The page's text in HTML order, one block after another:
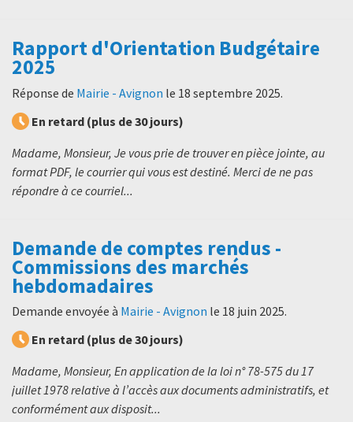
Rapport d'Orientation Budgétaire
2025
Réponse de Mairie - Avignon le 18 septembre 2025.
En retard (plus de 30 jours)
Madame, Monsieur, Je vous prie de trouver en pièce jointe, au
format PDF, le courrier qui vous est destiné. Merci de ne pas
répondre à ce courriel...
Demande de comptes rendus -
Commissions des marchés
hebdomadaires
Demande envoyée à Mairie - Avignon le 18 juin 2025.
En retard (plus de 30 jours)
Madame, Monsieur, En application de la loi n° 78-575 du 17
juillet 1978 relative à l’accès aux documents administratifs, et
conformément aux disposit...